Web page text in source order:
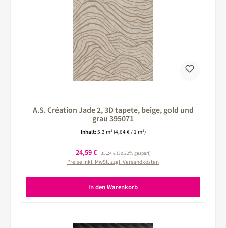
A.S. Création Jade 2, 3D tapete, beige, gold und
grau 395071
Inhalt:5.3 m² (4,64 € / 1 m²)
Verkaufspreis:
24,59 € Regulärer Preis:
35,24 €(30.22% gespart)
Preise inkl. MwSt. zzgl. Versandkosten
In den Warenkorb